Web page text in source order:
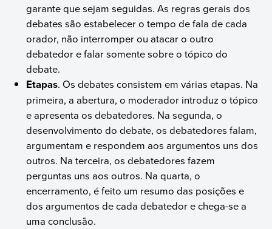
garante que sejam seguidas. As regras gerais dos
debates são estabelecer o tempo de fala de cada
orador, não interromper ou atacar o outro
debatedor e falar somente sobre o tópico do
debate.
Etapas. Os debates consistem em várias etapas. Na
primeira, a abertura, o moderador introduz o tópico
e apresenta os debatedores. Na segunda, o
desenvolvimento do debate, os debatedores falam,
argumentam e respondem aos argumentos uns dos
outros. Na terceira, os debatedores fazem
perguntas uns aos outros. Na quarta, o
encerramento, é feito um resumo das posições e
dos argumentos de cada debatedor e chega-se a
uma conclusão.